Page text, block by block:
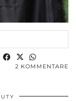
2 KOMMENTARE